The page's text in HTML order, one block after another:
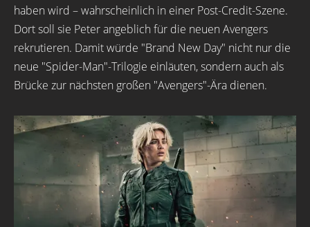
haben wird – wahrscheinlich in einer Post-Credit-Szene.
Dort soll sie Peter angeblich für die neuen Avengers
rekrutieren. Damit würde "Brand New Day" nicht nur die
neue "Spider-Man"-Trilogie einläuten, sondern auch als
Brücke zur nächsten großen "Avengers"-Ära dienen.